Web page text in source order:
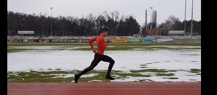
TÁMOGATÓK
KAPCSOLAT